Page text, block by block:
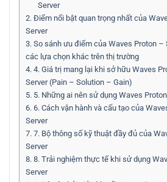
Server
2. Điểm nổi bật quan trọng nhất của
Server
3. So sánh ưu điểm của Waves Proton –
các lựa chọn khác trên thị trường
4. 4. Giá trị mang lại khi sở hữu Waves
Server (Pain – Solution – Gain)
5. 5. Những ai nên sử dụng Waves
6. 6. Cách vận hành và cấu tạo của
Server
7. 7. Bộ thông số kỹ thuật đầy đủ của
Server
8. 8. Trải nghiệm thực tế khi sử dụng
Server